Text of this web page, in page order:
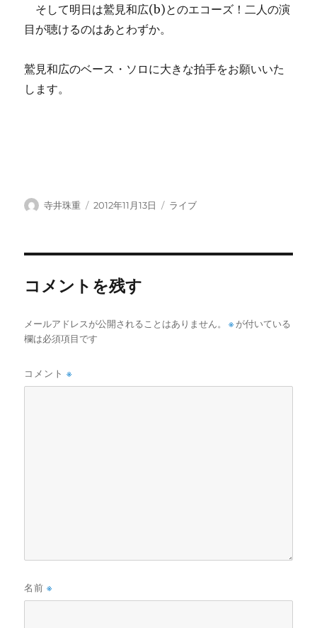
そして明日は鷲見和広(b)とのエコーズ！二人の演
目が聴けるのはあとわずか。
鷲見和広のベース・ソロに大きな拍手をお願いいた
します。
投
寺井珠重
投
2012年11月13日
カ
ライブ
コメントを残す
メールアドレスが公開されることはありません。 ※ が付いている
欄は必須項目です
コメント※
名前※